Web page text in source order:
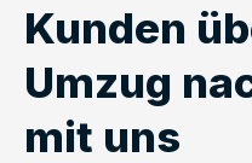
Kunden
Umzug
mit uns